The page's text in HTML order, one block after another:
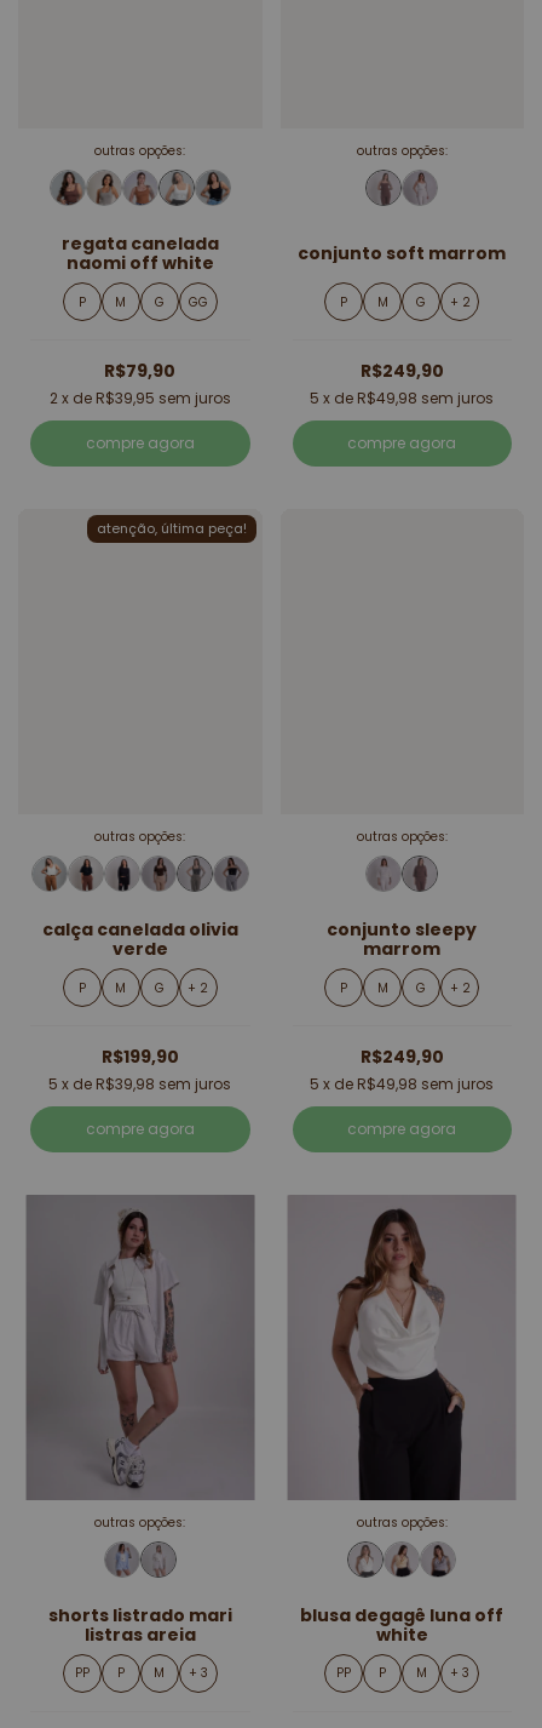
outras opções:
regata canelada
naomi off white
P M G GG
R$79,90
2x de R$39,95 sem juros
compre agora
outras opções:
conjunto soft marrom
P M G + 2
R$249,90
5 x de R$49,98 sem juros
compre agora
atenção, última peça!
outras opções:
calça canelada olivia
verde
P M G + 2
R$199,90
5 x de R$39,98 sem juros
compre agora
outras opções:
conjunto sleepy
marrom
P M G + 2
R$249,90
5 x de R$49,98 sem juros
compre agora
outras opções:
shorts listrado mari
listras areia
PP P M + 3
outras opções:
blusa degagê luna off
white
PP P M + 3